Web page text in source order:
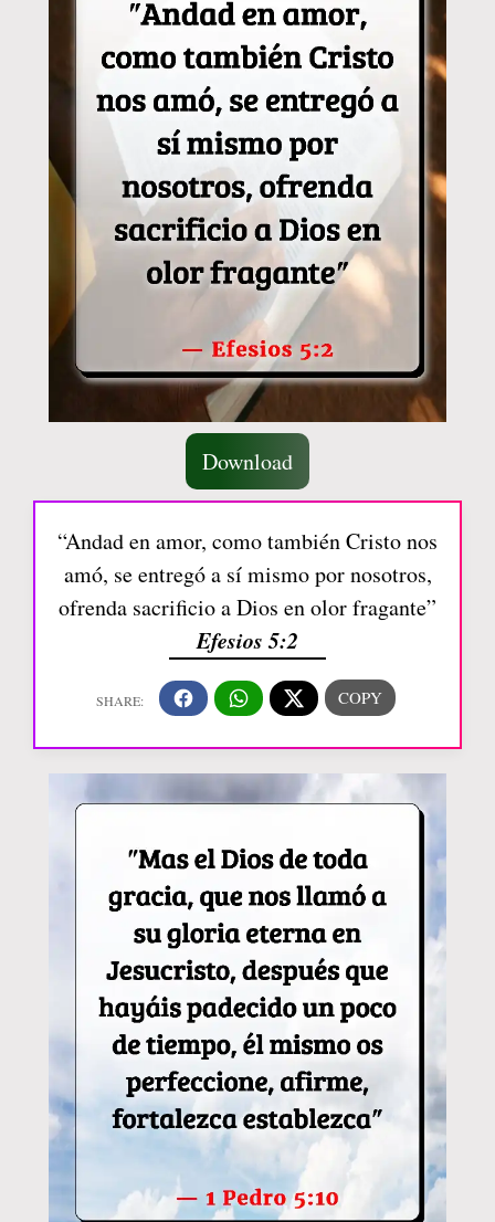
Download
“Andad en amor, como también Cristo nos
amó, se entregó a sí mismo por nosotros,
ofrenda sacrificio a Dios en olor fragante”
Efesios 5:2